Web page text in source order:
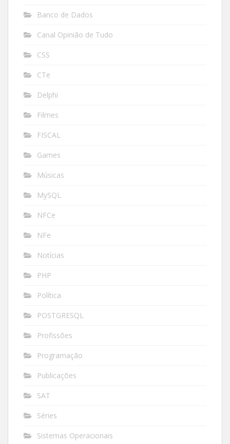
Banco de Dados
Canal Opinião de Tudo
CSS
CTe
Delphi
Filmes
FISCAL
Games
Músicas
MySQL
NFCe
NFe
Notícias
PHP
Política
POSTGRESQL
Profissões
Programação
Publicações
SAT
Séries
Sistemas Operacionais